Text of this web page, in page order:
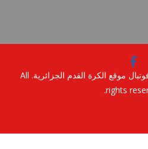
الكرة القدم الجزائرية
. All